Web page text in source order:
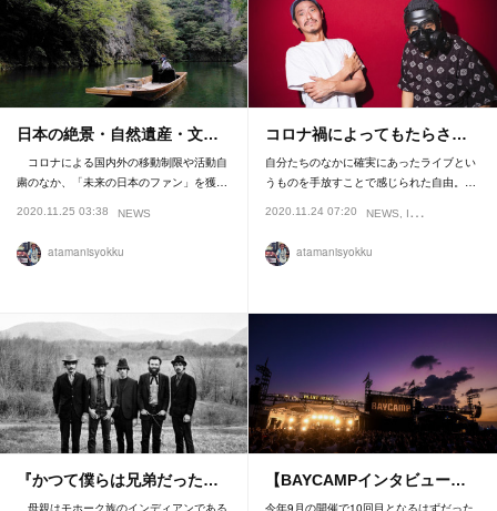
日本の絶景・自然遺産・文…
コロナによる国内外の移動制限や活動自
粛のなか、「未来の日本のファン」を獲…
2020.11.25 03:38 NEWS
atamanisyokku
コロナ禍によってもたらさ…
自分たちのなかに確実にあったライブとい
うものを手放すことで感じられた自由。…
2020.11.24 07:20 NEWS INTERVIEW
atamanisyokku
『かつて僕らは兄弟だった… 【BAYCAMPインタビュー…